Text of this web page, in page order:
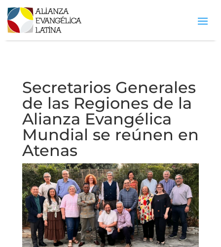
Secretarios Generales
de las Regiones de la
Alianza Evangélica
Mundial se reúnen en
Atenas